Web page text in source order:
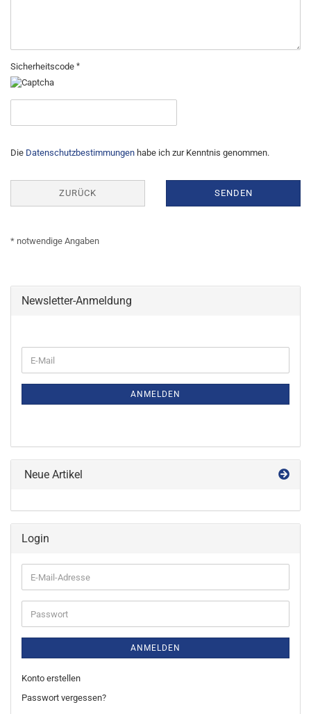
Sicherheitscode
DATENSCHUTZBESTIMMUNGEN
Die Datenschutzbestimmungen habe ich zur Kenntnis genommen.
ZURÜCK SENDEN
* notwendige Angaben
Newsletter-Anmeldung
ZUR
E-
Mail
ANMELDEN
Neue Artikel
Login
E-
Mail-
Adresse
Passwort
ANMELDEN
Konto erstellen
Passwort vergessen?